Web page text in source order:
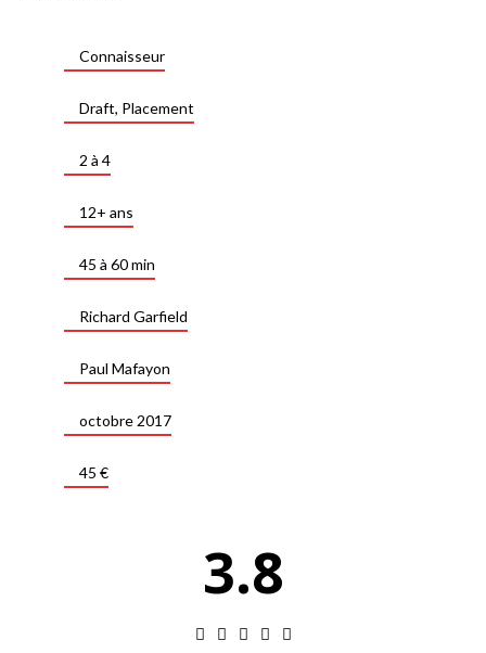
Connaisseur
Draft, Placement
2 à 4
12+ ans
45 à 60 min
Richard Garfield
Paul Mafayon
octobre 2017
45 €
3.8